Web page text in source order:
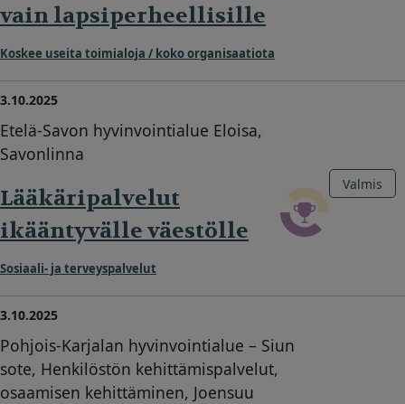
vain lapsiperheellisille
Koskee useita toimialoja / koko organisaatiota
3.10.2025
Etelä-Savon hyvinvointialue Eloisa,
Savonlinna
Lääkäripalvelut
ikääntyvälle väestölle
Sosiaali- ja terveyspalvelut
Valmis
3.10.2025
Pohjois-Karjalan hyvinvointialue – Siun
sote, Henkilöstön kehittämispalvelut,
osaamisen kehittäminen, Joensuu